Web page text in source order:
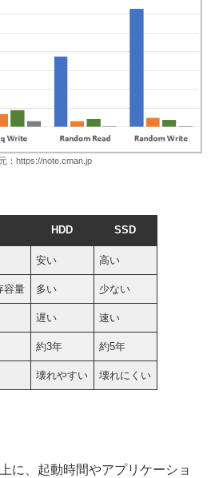
：https://note.cman.jp
HDD SSD
安い 高い
容量 多い 少ない
遅い 速い
約3年 約5年
壊れやすい 壊れにくい
に、起動時間やアプリケーショ